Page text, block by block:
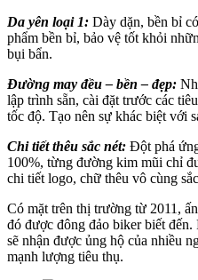
Da yên loại 1: Dày dặn, bền bỉ
phẩm bền bỉ, bảo vệ tốt khỏi
bụi bẩn.
Đường may đều – bền – đẹp:
lập trình sẵn, cài đặt trước các
tốc độ. Tạo nên sự khác biệt với
Chi tiết thêu sắc nét: Đột phá
100%, từng đường kim mũi chỉ
chi tiết logo, chữ thêu vô cùng
Có mặt trên thị trường từ 2011,
đó được đông đảo biker biết đến.
sẽ nhận được ủng hộ của nhiều
mạnh lượng tiêu thụ.